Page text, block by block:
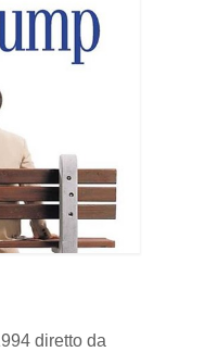
diretto da